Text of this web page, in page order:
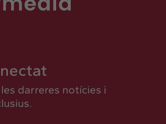
darreres notícies i